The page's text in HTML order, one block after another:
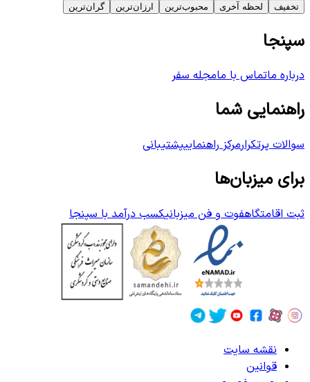
تخفیف لحظه آخری محبوب‌ترین ارزان‌ترین گران‌ترین
سپنجا
درباره ماتماس با مامجله سفر
راهنمایی شما
سوالات پرتکرارمرکز راهنماییپشتیبانی
برای میزبان‌ها
ثبت اقامتگاهفوت و فن میزبانیکسب درآمد با سپنجا
نقشه سایت
قوانین